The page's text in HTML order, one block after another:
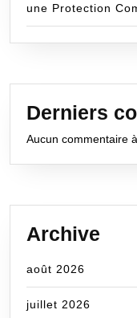
une Protection
Derniers
Aucun commentaire
Archive
août 2026
juillet 2026